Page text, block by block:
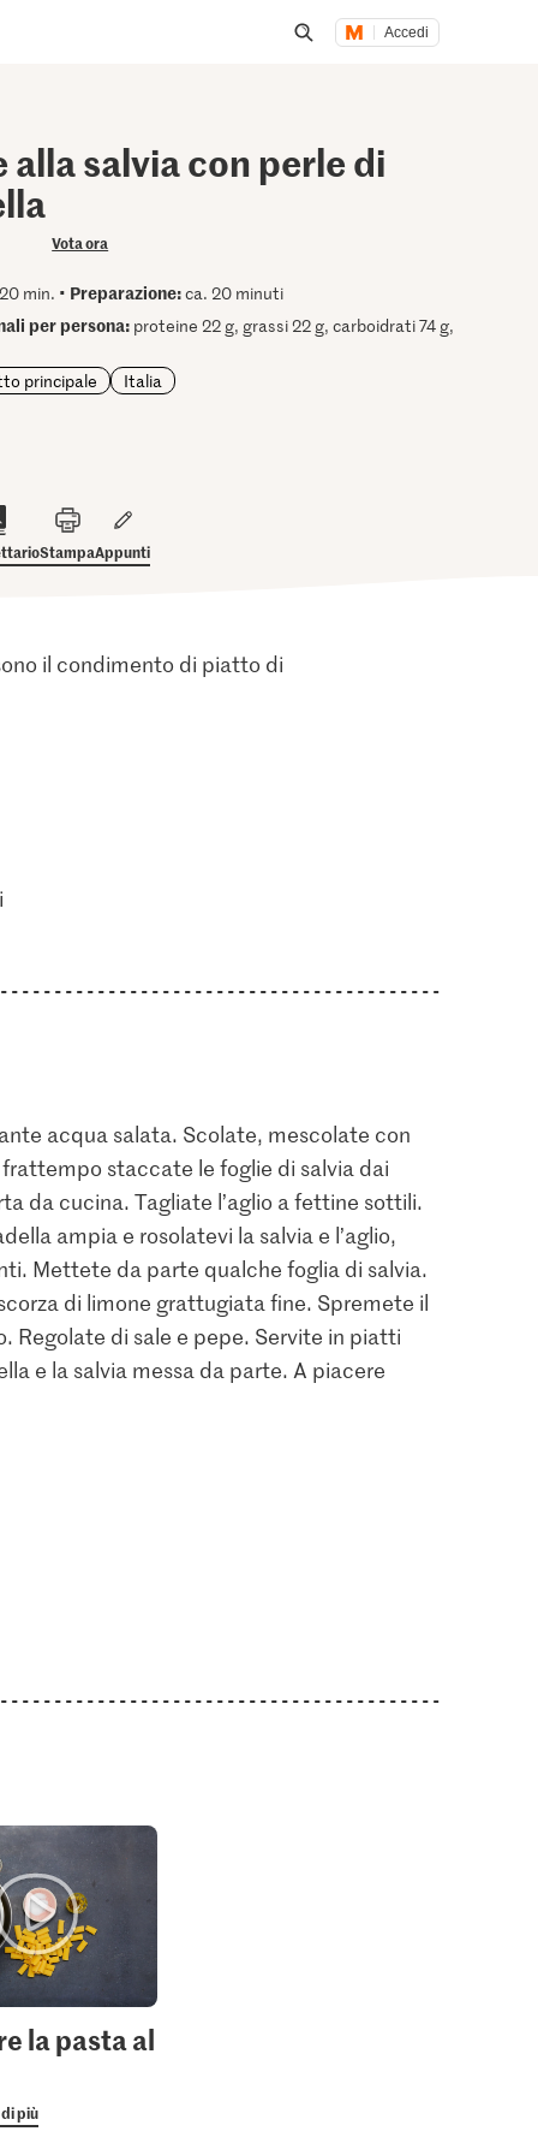
Accedi
alla salvia con perle di
Vota ora
20 min. • Preparazione:ca. 20 minuti
per persona: proteine 22 g, grassi 22 g, carboidrati 74 g,
principale Italia
StampaAppunti
il condimento di piatto di
acqua salata. Scolate, mescolate con
staccate le foglie di salvia dai
da cucina. Tagliate l’aglio a fettine sottili.
ampia e rosolatevi la salvia e l’aglio,
Mettete da parte qualche foglia di salvia.
di limone grattugiata fine. Spremete il
Regolate di sale e pepe. Servite in piatti
e la salvia messa da parte. A piacere
la pasta al
più